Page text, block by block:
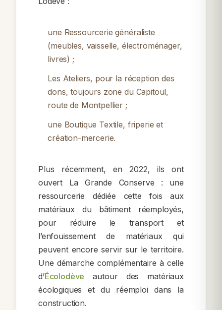
une Ressourcerie généraliste
(meubles, vaisselle, électroménager,
livres) ;
Les Ateliers, pour la réception des
dons, toujours zone du Capitoul,
route de Montpellier ;
une Boutique Textile, friperie et
création-mercerie.
Plus récemment, en 2022, ils ont
ouvert La Grande Conserve : une
ressourcerie dédiée cette fois aux
matériaux du bâtiment réemployés,
pour réduire le transport et
l’enfouissement de matériaux qui
peuvent encore servir sur le territoire.
Une démarche complémentaire à celle
d’Écolodève autour des matériaux
écologiques et du réemploi dans la
construction.